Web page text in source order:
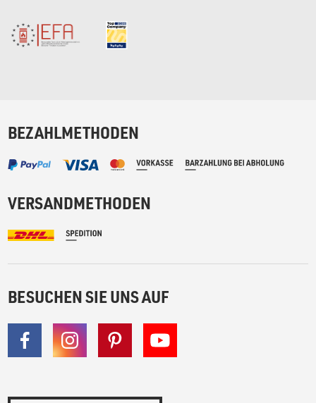
BEZAHLMETHODEN
VERSANDMETHODEN
BESUCHEN SIE UNS AUF